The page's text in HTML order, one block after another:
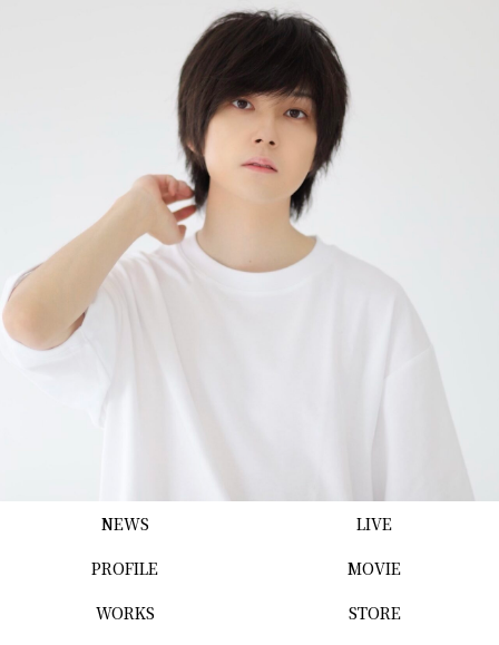
NEWS
LIVE
PROFILE
MOVIE
WORKS
STORE